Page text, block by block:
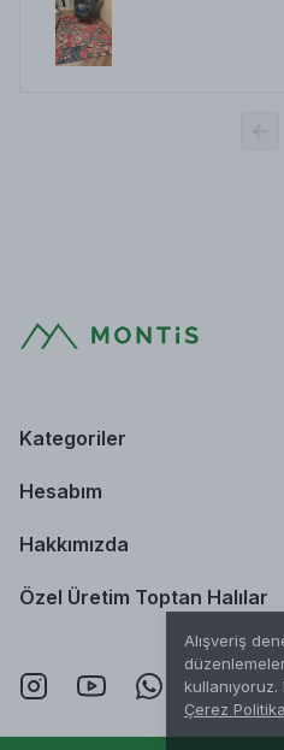
Alışveriş
Çerez
Kategoriler
Hesabım
Hakkımızda
Özel Üretim Toptan Halılar